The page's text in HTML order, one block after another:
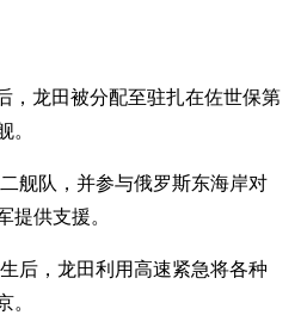
，龙田被分配至驻扎在佐世保第
。
舰队，并参与俄罗斯东海岸对
提供支援。
后，龙田利用高速紧急将各种
。